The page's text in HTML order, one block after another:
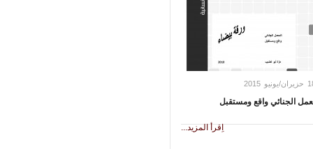
الجنائي واقع ومستقبل
اِقرأ المزيد...